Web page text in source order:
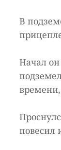
В
Начал
повесил